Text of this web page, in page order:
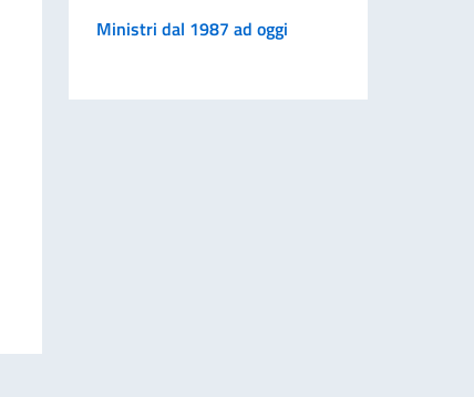
Ministri dal 1987 ad oggi